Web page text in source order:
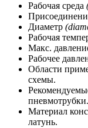
Рабочая среда
Диаметр
Рабочая
Макс.
Рабочее
Области
схемы.
пневмотрубки.
Материал
латунь.